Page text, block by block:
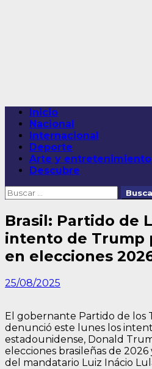
Menú
principal
Inicio
Nacional
Internacional
Deporte
Arte y entretenimiento
Descubre
Buscar:
Brasil: Partido de
intento de Trump
en elecciones
25/08/2025
El gobernante Partido de los
denunció este lunes los
estadounidense, Donald
elecciones brasileñas de
del mandatario Luiz Inácio